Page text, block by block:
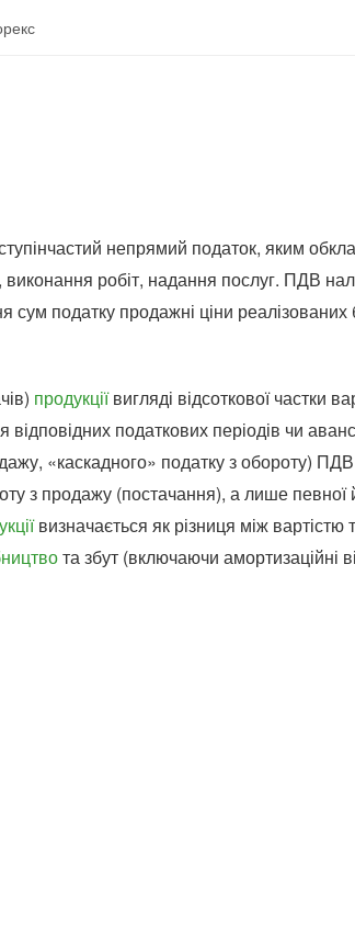
непрямий податок, яким
виконання робіт, надання послуг. ПДВ
податку продажні ціни реалізованих
продукціївигляді відсоткової частки
відповідних податкових періодів чи
«каскадного» податку з обороту)
з продажу (постачання), а лише певної
визначається як різниця між вартістю
та збут (включаючи амортизаційні